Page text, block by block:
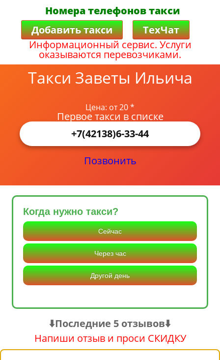
Номера телефонов такси
Добавить такси
ТехЧат
Информационный сервис. Услуги
оказываются перевозчиками.
Такси Заветы Ильича
Цена: от 20 *
Первое такси в списке
+7(42138)6-33-44
Позвонить
Когда нужно такси?
Сейчас
Через час
Другой день
⬇️Последние 5 отзывов⬇️
Напиши отзыв и проси СКИДКУ